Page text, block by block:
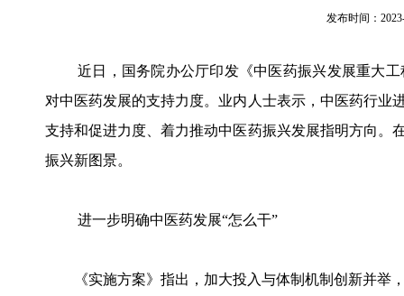
发布时间：
近日，国务院办公厅印发《中医药振兴发展重大
对中医药发展的支持力度。业内人士表示，中医药行业
支持和促进力度、着力推动中医药振兴发展指明方向。
振兴新图景。
进一步明确中医药发展“怎么干”
《实施方案》指出，加大投入与体制机制创新并举